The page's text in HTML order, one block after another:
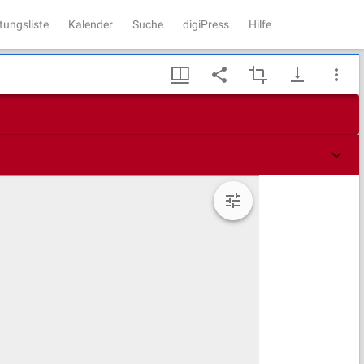
Kalender Suche digiPress Hilfe